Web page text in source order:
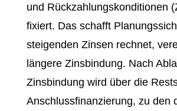
und Rückzahlungskonditionen
fixiert. Das schafft
steigenden Zinsen rechnet,
längere Zinsbindung. Nach
Zinsbindung wird über die
Anschlussfinanzierung, zu den